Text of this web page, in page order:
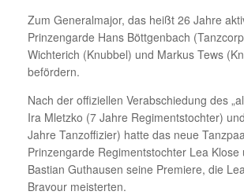
Zum Generalmajor, das heißt 26 Jahre
Prinzengarde Hans Böttgenbach
Wichterich (Knubbel) und Markus Tews
befördern.
Nach der offiziellen Verabschiedung des
Ira Mletzko (7 Jahre Regimentstochter)
Jahre Tanzoffizier) hatte das neue
Prinzengarde Regimentstochter Lea Klose
Bastian Guthausen seine Premiere, die
Bravour meisterten.